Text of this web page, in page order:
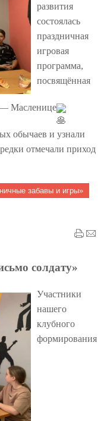
развития
состоялась
праздничная
игровая
программа,
посвящённая
— Масленице
обычаев и узнали
отмечали приход
забавы и игры»
солдату»
Участники
нашего
клубного
формирования